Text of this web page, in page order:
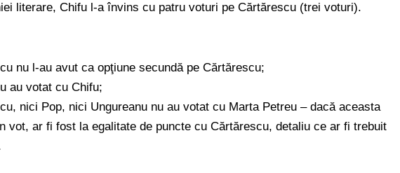
literare, Chifu l-a învins cu patru voturi pe Cărtărescu (trei voturi).
nu l-au avut ca opţiune secundă pe Cărtărescu;
au votat cu Chifu;
nici Pop, nici Ungureanu nu au votat cu Marta Petreu – dacă aceasta
vot, ar fi fost la egalitate de puncte cu Cărtărescu, detaliu ce ar fi trebuit